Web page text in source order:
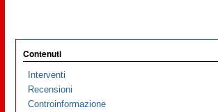
Contenuti
Interventi
Recensioni
Controinformazione